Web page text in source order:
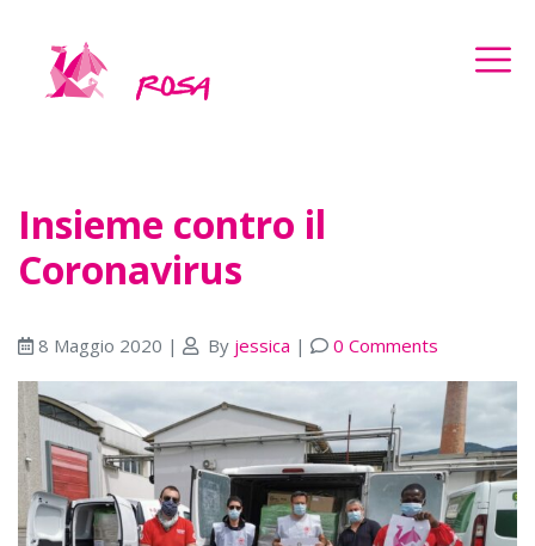
Insieme contro il
Coronavirus
8 Maggio 2020 | By jessica | 0 Comments